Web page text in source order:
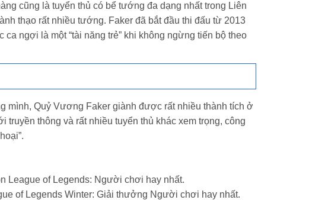
cũng là tuyển thủ có bể tướng đa dạng nhất trong Liên
thạo rất nhiều tướng. Faker đã bắt đầu thi đấu từ 2013
ngợi là một “tài năng trẻ” khi không ngừng tiến bộ theo
mình, Quỷ Vương Faker giành được rất nhiều thành tích ở
thông và rất nhiều tuyển thủ khác xem trọng, công
League of Legends: Người chơi hay nhất.
of Legends Winter: Giải thưởng Người chơi hay nhất.